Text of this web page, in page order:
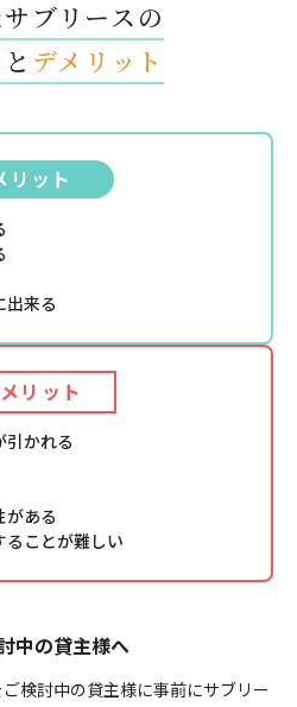
ブリースの
と デメリット
リット
出来る
リット
引かれる
がある
ることが難しい
中の貸主様へ
検討中の貸主様に事前にサブリー